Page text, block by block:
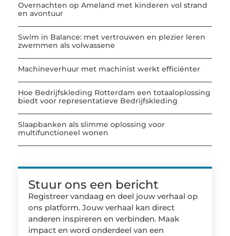
Overnachten op Ameland met kinderen vol strand
en avontuur
Swim in Balance: met vertrouwen en plezier leren
zwemmen als volwassene
Machineverhuur met machinist werkt efficiënter
Hoe Bedrijfskleding Rotterdam een totaaloplossing
biedt voor representatieve Bedrijfskleding
Slaapbanken als slimme oplossing voor
multifunctioneel wonen
Stuur ons een bericht
Registreer vandaag en deel jouw verhaal op
ons platform. Jouw verhaal kan direct
anderen inspireren en verbinden. Maak
impact en word onderdeel van een